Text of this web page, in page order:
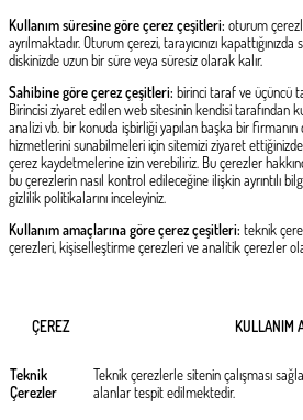
Kullanım süresine göre çerez çeşitleri: oturum
ayrılmaktadır. Oturum çerezi, tarayıcınızı
diskinizde uzun bir süre veya süresiz olarak kalır.
Sahibine göre çerez çeşitleri: birinci taraf ve üçüncü
Birincisi ziyaret edilen web sitesinin kendisi tarafından
analizi vb. bir konuda işbirliği yapılan başka bir
hizmetlerini sunabilmeleri için sitemizi ziyaret
çerez kaydetmelerine izin verebiliriz. Bu çerezler
bu çerezlerin nasıl kontrol edileceğine ilişkin ayrıntılı
gizlilik politikalarını inceleyiniz.
Kullanım amaçlarına göre çerez çeşitleri: teknik
çerezleri, kişiselleştirme çerezleri ve analitik çerezler
ÇEREZ KULLANIM
Teknik
Çerezler
Teknik çerezlerle sitenin çalışması
alanlar tespit edilmektedir.